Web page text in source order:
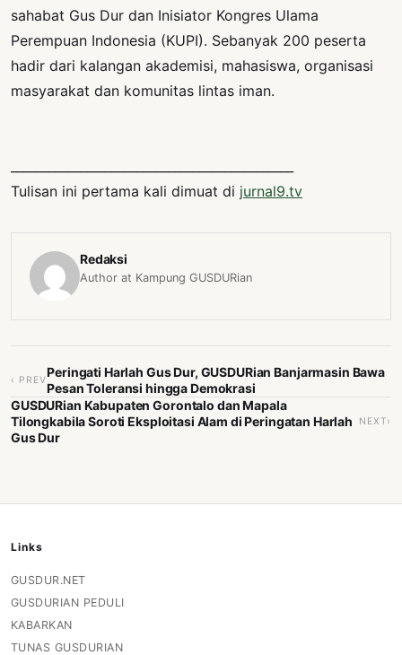
sahabat Gus Dur dan Inisiator Kongres Ulama
Perempuan Indonesia (KUPI). Sebanyak 200 peserta
hadir dari kalangan akademisi, mahasiswa, organisasi
masyarakat dan komunitas lintas iman.
Tulisan ini pertama kali dimuat di jurnal9.tv
Redaksi
Author at Kampung GUSDURian
‹ PREV
Peringati Harlah Gus Dur, GUSDURian Banjarmasin Bawa
Pesan Toleransi hingga Demokrasi
GUSDURian Kabupaten Gorontalo dan Mapala
Tilongkabila Soroti Eksploitasi Alam di Peringatan Harlah
Gus Dur
NEXT›
Links
GUSDUR.NET
GUSDURIAN PEDULI
KABARKAN
TUNAS GUSDURIAN